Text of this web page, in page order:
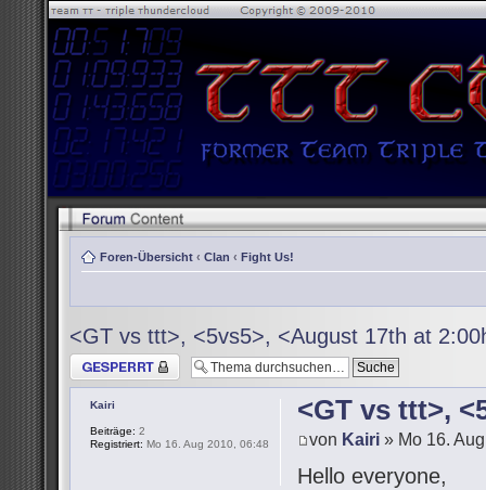
Foren-Übersicht ‹ Clan ‹ Fight Us!
<GT vs ttt>, <5vs5>, <August 17th at
Thema gesperrt
<GT vs ttt>,
von Kairi » Mo 16.
Hello everyone,
Kairi
Beiträge: 2
Registriert: Mo 16. Aug 2010, 06:48